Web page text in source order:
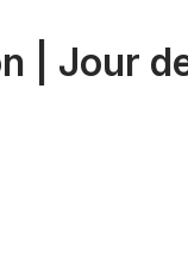
| Jour